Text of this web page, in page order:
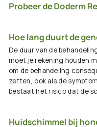
Probeer de Doderm
Hoe lang duurt de
De duur van de
moet je rekening houden
om de behandeling
zetten, ook als de
bestaat het risico dat de
Huidschimmel bij